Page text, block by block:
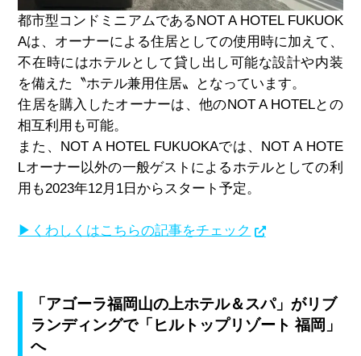
都市型コンドミニアムである NOT A HOTEL FUKUOK
Aは、オーナーによる住居としての使用時に加えて、
不在時にはホテルとして貸し出し可能な設計や内装
を備えた〝ホテル兼用住居〟となっています。
住居を購入したオーナーは、他のNOT A HOTELとの
相互利用も可能。
また、 NOT A HOTEL FUKUOKAでは、 NOT A HOTE
Lオーナー以外の一般ゲストによるホテルとしての利
用も2023年12月 1 日からスタート予定。
▶くわしくはこちらの記事をチェック
「アゴーラ福岡山の上ホテル＆スパ」がリブ
ランディングで「ヒルトップリゾート 福岡」
へ